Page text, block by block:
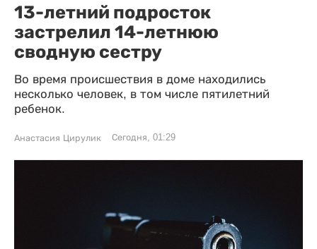
13-летний подросток
застрелил 14-летнюю
сводную сестру
Во время происшествия в доме находились
несколько человек, в том числе пятилетний
ребенок.
Анастасия Цирулик Сегодня, 01:29